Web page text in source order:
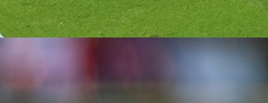
2 godina 7 mjesec